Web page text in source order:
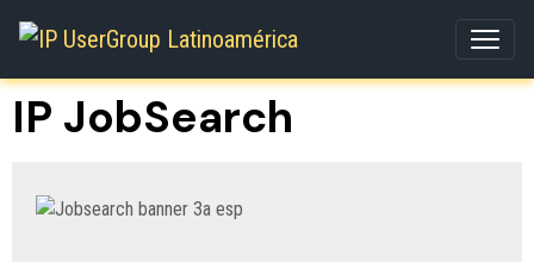
IP JobSearch